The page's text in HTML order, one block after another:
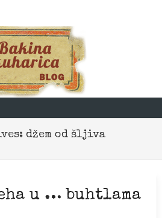
džem od šljiva
u … buhtlama